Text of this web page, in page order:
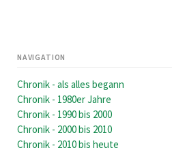
NAVIGATION
überspringen
Chronik - als alles begann
Chronik - 1980er Jahre
Chronik - 1990 bis 2000
Chronik - 2000 bis 2010
Chronik - 2010 bis heute